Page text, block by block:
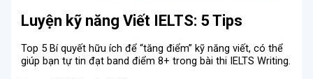
Luyện kỹ năng Viết IELTS: 5 Tips
Top 5 Bí quyết hữu ích để “tăng điểm” kỹ năng viết, có thể
giúp bạn tự tin đạt band điểm 8+ trong bài thi IELTS Writing.